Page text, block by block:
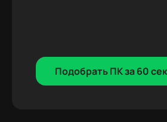
Подобрать ПК за 60 сек